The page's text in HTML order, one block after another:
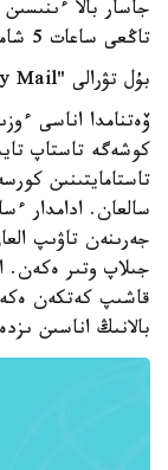
جاسار بالا
تاڭعى ساعات 5 شاماسىندا قالدىرىپ كەتكەن ەكەن.
بۇل تۋرالى "The Daily Mail" باسىلىمى حابارلايدى.
ۆەتنامدا اناسى
كوشەگە تاستاپ
تاستامايتىنىن
سالعان. ادامدار
جىلاپ وتىر ەكەن.
قاشىپ كەتكەن
بالانىڭ اناسىن